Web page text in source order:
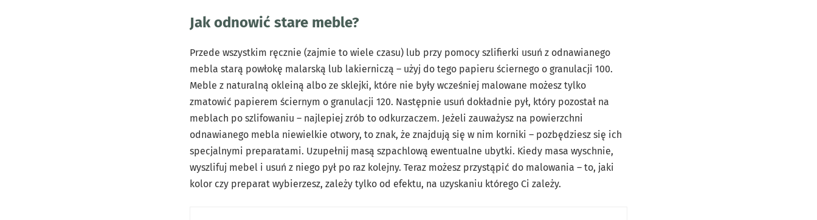
Jak odnowić stare meble?
Przede wszystkim ręcznie (zajmie to wiele czasu) lub przy pomocy szlifierki usuń z odnawianego
mebla starą powłokę malarską lub lakierniczą – użyj do tego papieru ściernego o granulacji 100.
Meble z naturalną okleiną albo ze sklejki, które nie były wcześniej malowane możesz tylko
zmatowić papierem ściernym o granulacji 120. Następnie usuń dokładnie pył, który pozostał na
meblach po szlifowaniu – najlepiej zrób to odkurzaczem. Jeżeli zauważysz na powierzchni
odnawianego mebla niewielkie otwory, to znak, że znajdują się w nim korniki – pozbędziesz się ich
specjalnymi preparatami. Uzupełnij masą szpachlową ewentualne ubytki. Kiedy masa wyschnie,
wyszlifuj mebel i usuń z niego pył po raz kolejny. Teraz możesz przystąpić do malowania – to, jaki
kolor czy preparat wybierzesz, zależy tylko od efektu, na uzyskaniu którego Ci zależy.